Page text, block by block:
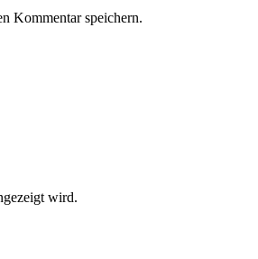
Kommentar speichern.
wird.